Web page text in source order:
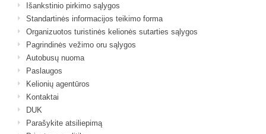
Išankstinio pirkimo sąlygos
Standartinės informacijos teikimo forma
Organizuotos turistinės kelionės sutarties sąlygos
Pagrindinės vežimo oru sąlygos
Autobusų nuoma
Paslaugos
Kelionių agentūros
Kontaktai
DUK
Parašykite atsiliepimą